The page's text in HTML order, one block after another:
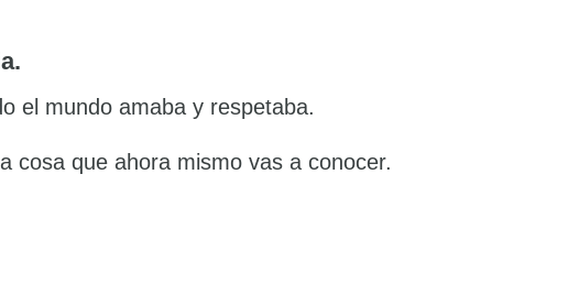
el mundo amaba y respetaba.
cosa que ahora mismo vas a conocer.